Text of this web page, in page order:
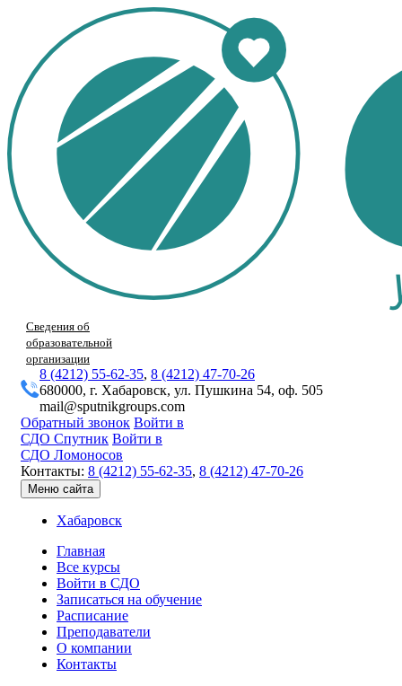
Сведения об
образовательной
организации
8 (4212) 55-62-35, 8 (4212) 47-70-26
680000, г. Хабаровск, ул. Пушкина 54, оф. 505
mail@sputnikgroups.com
Обратный звонок Войти в
СДО Спутник Войти в
СДО Ломоносов
Контакты: 8 (4212) 55-62-35, 8 (4212) 47-70-26
Меню сайта
Хабаровск
Главная
Все курсы
Войти в СДО
Записаться на обучение
Расписание
Преподаватели
О компании
Контакты